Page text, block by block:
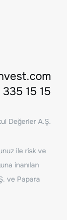
15 15
Değerler A.Ş.
ile risk ve
inanılan
ve Papara